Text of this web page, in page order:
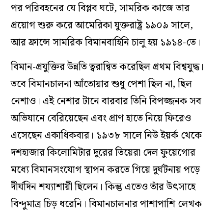
পর পরিবহনের যে বিপ্লব ঘটে, সামরিক কাজে তার
প্রয়োগ শুরু করে আমেরিকা যুক্তরাষ্ট্র ১৯০৯ সালে,
আর ফ্রান্সে সামরিক বিমানবাহিনি চালু হয় ১৯১৪-তে।
বিমান-প্রযুক্তির উন্নতি ত্বরান্বিত করেছিল প্রথম বিশ্বযুদ্ধ।
তবে বিমানচালনা আঁতোয়ার শুধু পেশা ছিল না, ছিল
নেশাও। এই নেশার টানে বারবার তিনি বিপজ্জনক সব
অভিযানে বেরিয়েছেন এবং প্রাণ হাতে নিয়ে ফিরেও
এসেছেন একাধিকবার। ১৯৩৮ সালে নিউ ইয়র্ক থেকে
দশহাজার কিলোমিটার দূরের তিয়েরা দেল ফুয়েগোর
মধ্যে বিমানসংযোগ স্থাপন করতে গিয়ে দুর্ঘটনায় পড়ে
দীর্ঘদিন শয্যাশায়ী ছিলেন। কিন্তু এতেও তাঁর উৎসাহে
বিন্দুমাত্র চিড় ধরেনি। বিমানচালনার পাশাপাশি লেখক